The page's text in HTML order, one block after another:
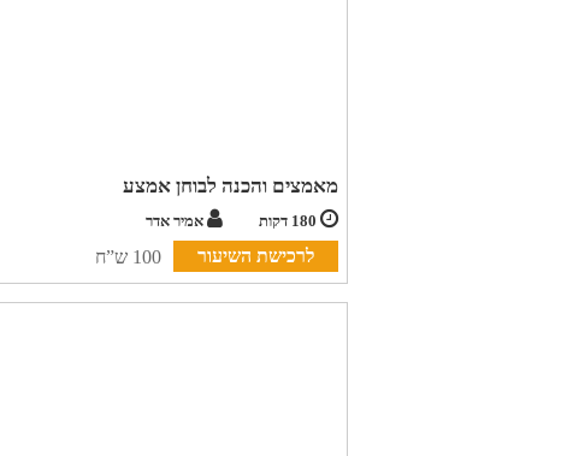
מאמצים והכנה לבוחן אמצע
אמיר אדר
לרכישת השיעור 100 ש”ח